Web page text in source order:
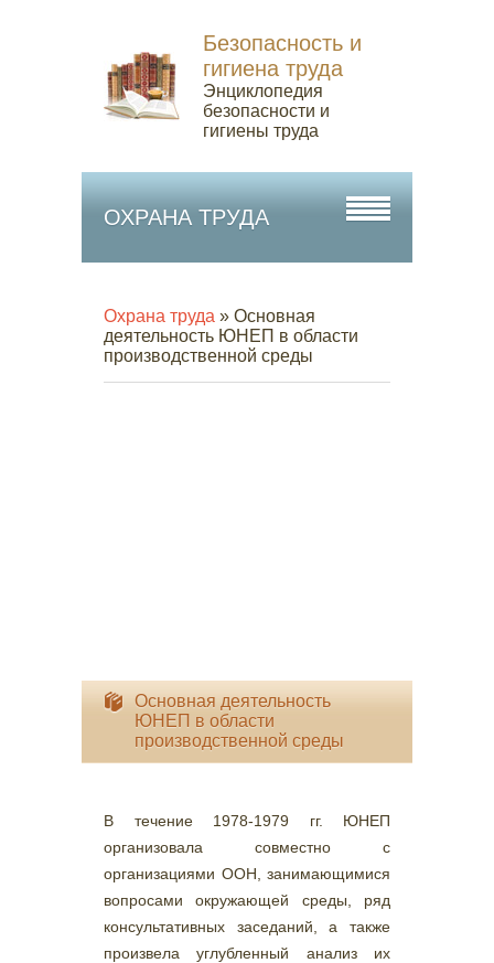
Безопасность и
гигиена труда
Энциклопедия
безопасности и
гигиены труда
ОХРАНА ТРУДА
Охрана труда » Основная
деятельность ЮНЕП в области
производственной среды
Основная деятельность
ЮНЕП в области
производственной среды
В течение 1978-1979 гг. ЮНЕП
организовала совместно с
организациями ООН, занимающимися
вопросами окружающей среды, ряд
консультативных заседаний, а также
произвела углубленный анализ их